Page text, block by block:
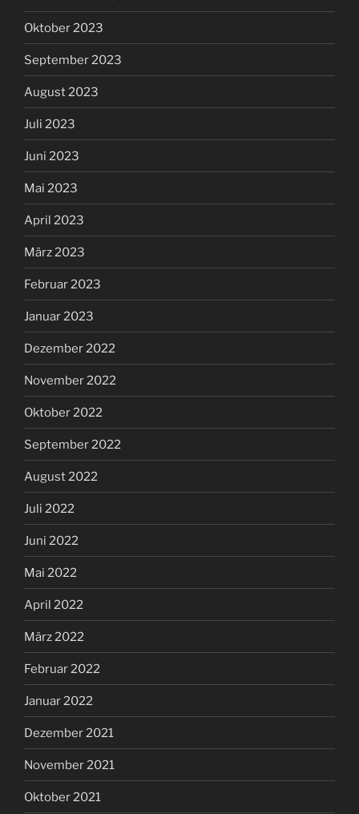
Oktober 2023
September 2023
August 2023
Juli 2023
Juni 2023
Mai 2023
April 2023
März 2023
Februar 2023
Januar 2023
Dezember 2022
November 2022
Oktober 2022
September 2022
August 2022
Juli 2022
Juni 2022
Mai 2022
April 2022
März 2022
Februar 2022
Januar 2022
Dezember 2021
November 2021
Oktober 2021